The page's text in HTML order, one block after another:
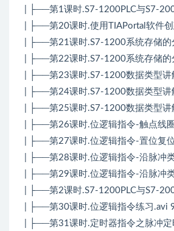
| ├──第1课时.S7-1200PLC与S7-
| ├──第20课时.使用TIAPortal软件
| ├──第21课时.S7-1200系统存储
| ├──第22课时.S7-1200系统存储
| ├──第23课时.S7-1200数据类型
| ├──第24课时.S7-1200数据类型
| ├──第25课时.S7-1200数据类型
| ├──第26课时.位逻辑指令-触点线
| ├──第27课时.位逻辑指令-置位复
| ├──第28课时.位逻辑指令-沿脉冲
| ├──第29课时.位逻辑指令-沿脉冲
| ├──第2课时.S7-1200PLC与S7-
| ├──第30课时.位逻辑指令练习.avi
| ├──第31课时.定时器指令之脉冲